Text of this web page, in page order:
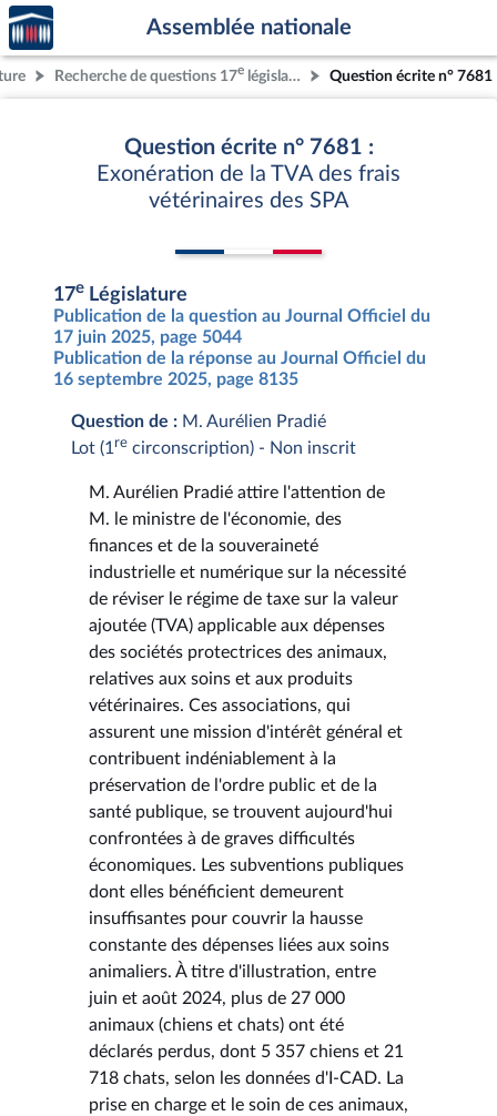
Aller au contenu
Aller en bas de la page
Accèder
à la
page
d'accueil
Assemblée nationale
Recherche de questions 17e législature Question écrite n° 7681
Question écrite n° 7681 :
Exonération de la TVA des frais
vétérinaires des SPA
17e Législature
Publication de la question au Journal Officiel du
17 juin 2025, page 5044
Publication de la réponse au Journal Officiel du
16 septembre 2025, page 8135
Question de : M. Aurélien Pradié
Lot (1 re circonscription) - Non inscrit
M. Aurélien Pradié attire l'attention de
M. le ministre de l'économie, des
finances et de la souveraineté
industrielle et numérique sur la nécessité
de réviser le régime de taxe sur la valeur
ajoutée (TVA) applicable aux dépenses
des sociétés protectrices des animaux,
relatives aux soins et aux produits
vétérinaires. Ces associations, qui
assurent une mission d'intérêt général et
contribuent indéniablement à la
préservation de l'ordre public et de la
santé publique, se trouvent aujourd'hui
confrontées à de graves difficultés
économiques. Les subventions publiques
dont elles bénéficient demeurent
insuffisantes pour couvrir la hausse
constante des dépenses liées aux soins
animaliers. À titre d'illustration, entre
juin et août 2024, plus de 27 000
animaux (chiens et chats) ont été
déclarés perdus, dont 5 357 chiens et 21
718 chats, selon les données d'I-CAD. La
prise en charge et le soin de ces animaux,